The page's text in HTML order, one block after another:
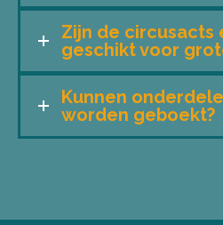
Zijn de circusacts
geschikt voor
Kunnen
worden geboekt?